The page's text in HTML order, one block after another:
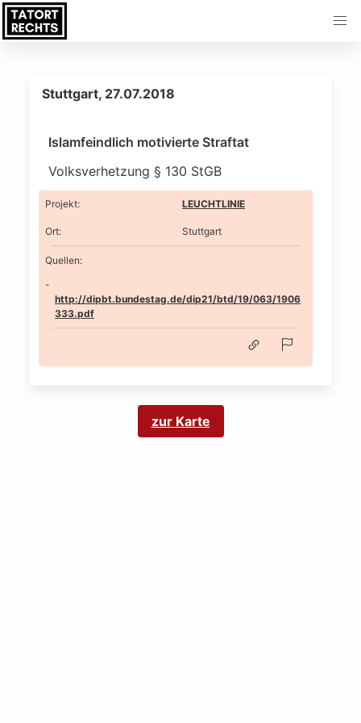
Stuttgart, 27.07.2018
Islamfeindlich motivierte Straftat
Volksverhetzung § 130 StGB
Projekt: LEUCHTLINIE
Ort: Stuttgart
Quellen:
http://dipbt.bundestag.de/dip21/btd/19/063/1906
333.pdf
zur Karte